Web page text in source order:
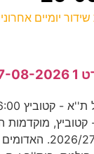
יומיים
עונת 2026/